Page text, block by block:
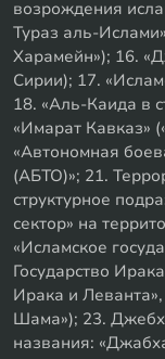
возрождения
Тураз аль-
Харамейн»); 16.
Сирии); 17.
18. «Аль-Каида в
«Имарат Кавказ»
«Автономная
(АБТО)»; 21.
структурное
сектор» на
«Исламское
Государство
Ирака и
Шама»); 23.
названия: